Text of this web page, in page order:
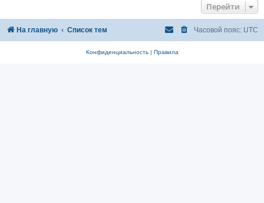
Перейти
На главную Список тем Часовой пояс: UTC
Конфиденциальность| Правила